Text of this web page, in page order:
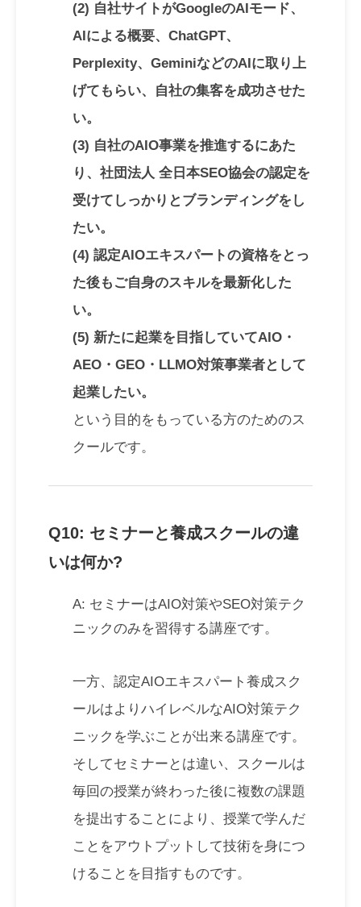
(2) 自社サイトがGoogleのAIモード、
AIによる概要、ChatGPT、
Perplexity、GeminiなどのAIに取り上
げてもらい、自社の集客を成功させた
い。
(3) 自社のAIO事業を推進するにあた
り、社団法人 全日本SEO協会の認定を
受けてしっかりとブランディングをし
たい。
(4) 認定AIOエキスパートの資格をとっ
た後もご自身のスキルを最新化した
い。
(5) 新たに起業を目指していてAIO・
AEO・GEO・LLMO対策事業者として
起業したい。
という目的をもっている方のためのス
クールです。
Q10: セミナーと養成スクールの違
いは何か?
A: セミナーはAIO対策やSEO対策テク
ニックのみを習得する講座です。
一方、認定AIOエキスパート養成スク
ールはよりハイレベルなAIO対策テク
ニックを学ぶことが出来る講座です。
そしてセミナーとは違い、スクールは
毎回の授業が終わった後に複数の課題
を提出することにより、授業で学んだ
ことをアウトプットして技術を身につ
けることを目指すものです。